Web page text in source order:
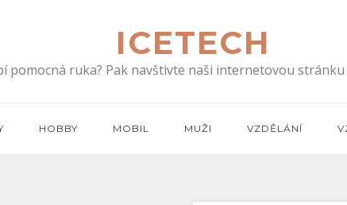
ICETECH
pomocná ruka? Pak navštivte naši internetovou
HOBBY MOBIL MUŽI VZDĚLÁNÍ